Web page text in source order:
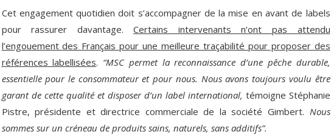
Cet engagement quotidien doit s’accompagner de la mise en avant de labels
pour rassurer davantage.Certains intervenants n’ont pas attendu
l’engouement des Français pour une meilleure traçabilité pour proposer des
références labellisées. “MSC permet la reconnaissance d’une pêche durable,
essentielle pour le consommateur et pour nous. Nous avons toujours voulu être
garant de cette qualité et disposer d’un label international, témoigne Stéphanie
Pistre, présidente et directrice commerciale de la société Gimbert. Nous
sommes sur un créneau de produits sains, naturels, sans additifs”.